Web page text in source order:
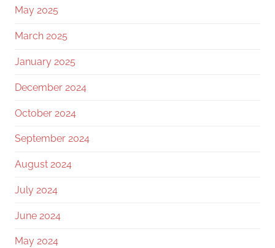
May 2025
March 2025
January 2025
December 2024
October 2024
September 2024
August 2024
July 2024
June 2024
May 2024